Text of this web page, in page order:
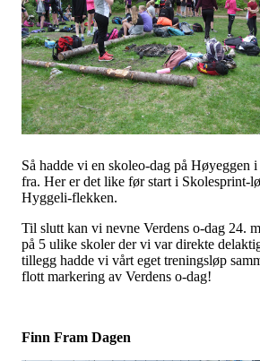
Så hadde vi en skoleo-dag på Høyeggen
fra. Her er det like før start i Skolesprint-
Hyggeli-flekken.
Til slutt kan vi nevne Verdens o-dag 24.
på 5 ulike skoler der vi var direkte
tillegg hadde vi vårt eget treningsløp
flott markering av Verdens o-dag!
Finn Fram Dagen